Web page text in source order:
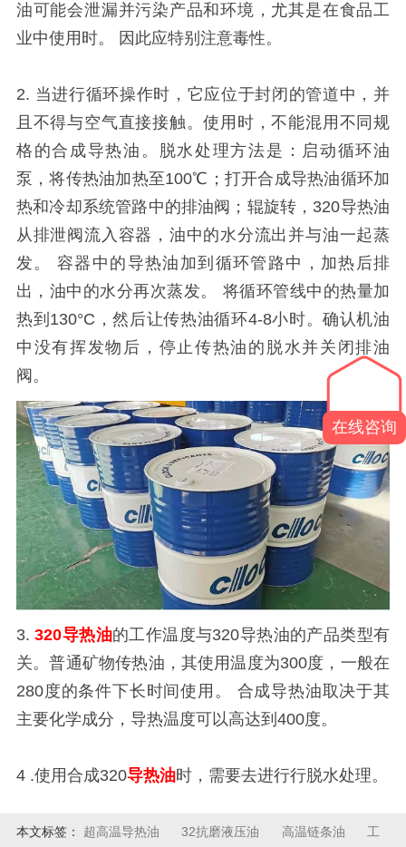
油可能会泄漏并污染产品和环境，尤其是在食品工
业中使用时。 因此应特别注意毒性。
2. 当进行循环操作时，它应位于封闭的管道中，并
且不得与空气直接接触。使用时，不能混用不同规
格的合成导热油。脱水处理方法是：启动循环油
泵，将传热油加热至100℃；打开合成导热油循环加
热和冷却系统管路中的排油阀；辊旋转，320导热油
从排泄阀流入容器，油中的水分流出并与油一起蒸
发。 容器中的导热油加到循环管路中，加热后排
出，油中的水分再次蒸发。 将循环管线中的热量加
热到130°C，然后让传热油循环4-8小时。确认机油
中没有挥发物后，停止传热油的脱水并关闭排油
阀。
3.320导热油的工作温度与320导热油的产品类型有
关。普通矿物传热油，其使用温度为300度，一般在
280度的条件下长时间使用。 合成导热油取决于其
主要化学成分，导热温度可以高达到400度。
4 .使用合成320导热油时，需要去进行行脱水处理。
本文标签： 超高温导热油 32抗磨液压油 高温链条油 工
在线咨询